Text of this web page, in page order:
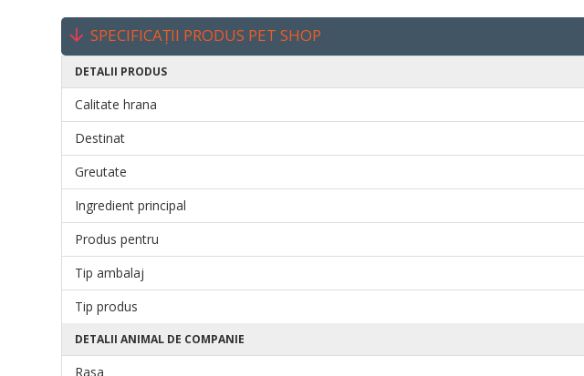
SPECIFICAȚII PRODUS PET SHOP
DETALII PRODUS
Calitate hrana
Destinat
Greutate
Ingredient principal
Produs pentru
Tip ambalaj
Tip produs
DETALII ANIMAL DE COMPANIE
Rasa